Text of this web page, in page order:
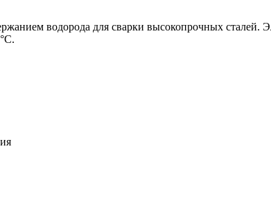
водорода для сварки высокопрочных сталей.